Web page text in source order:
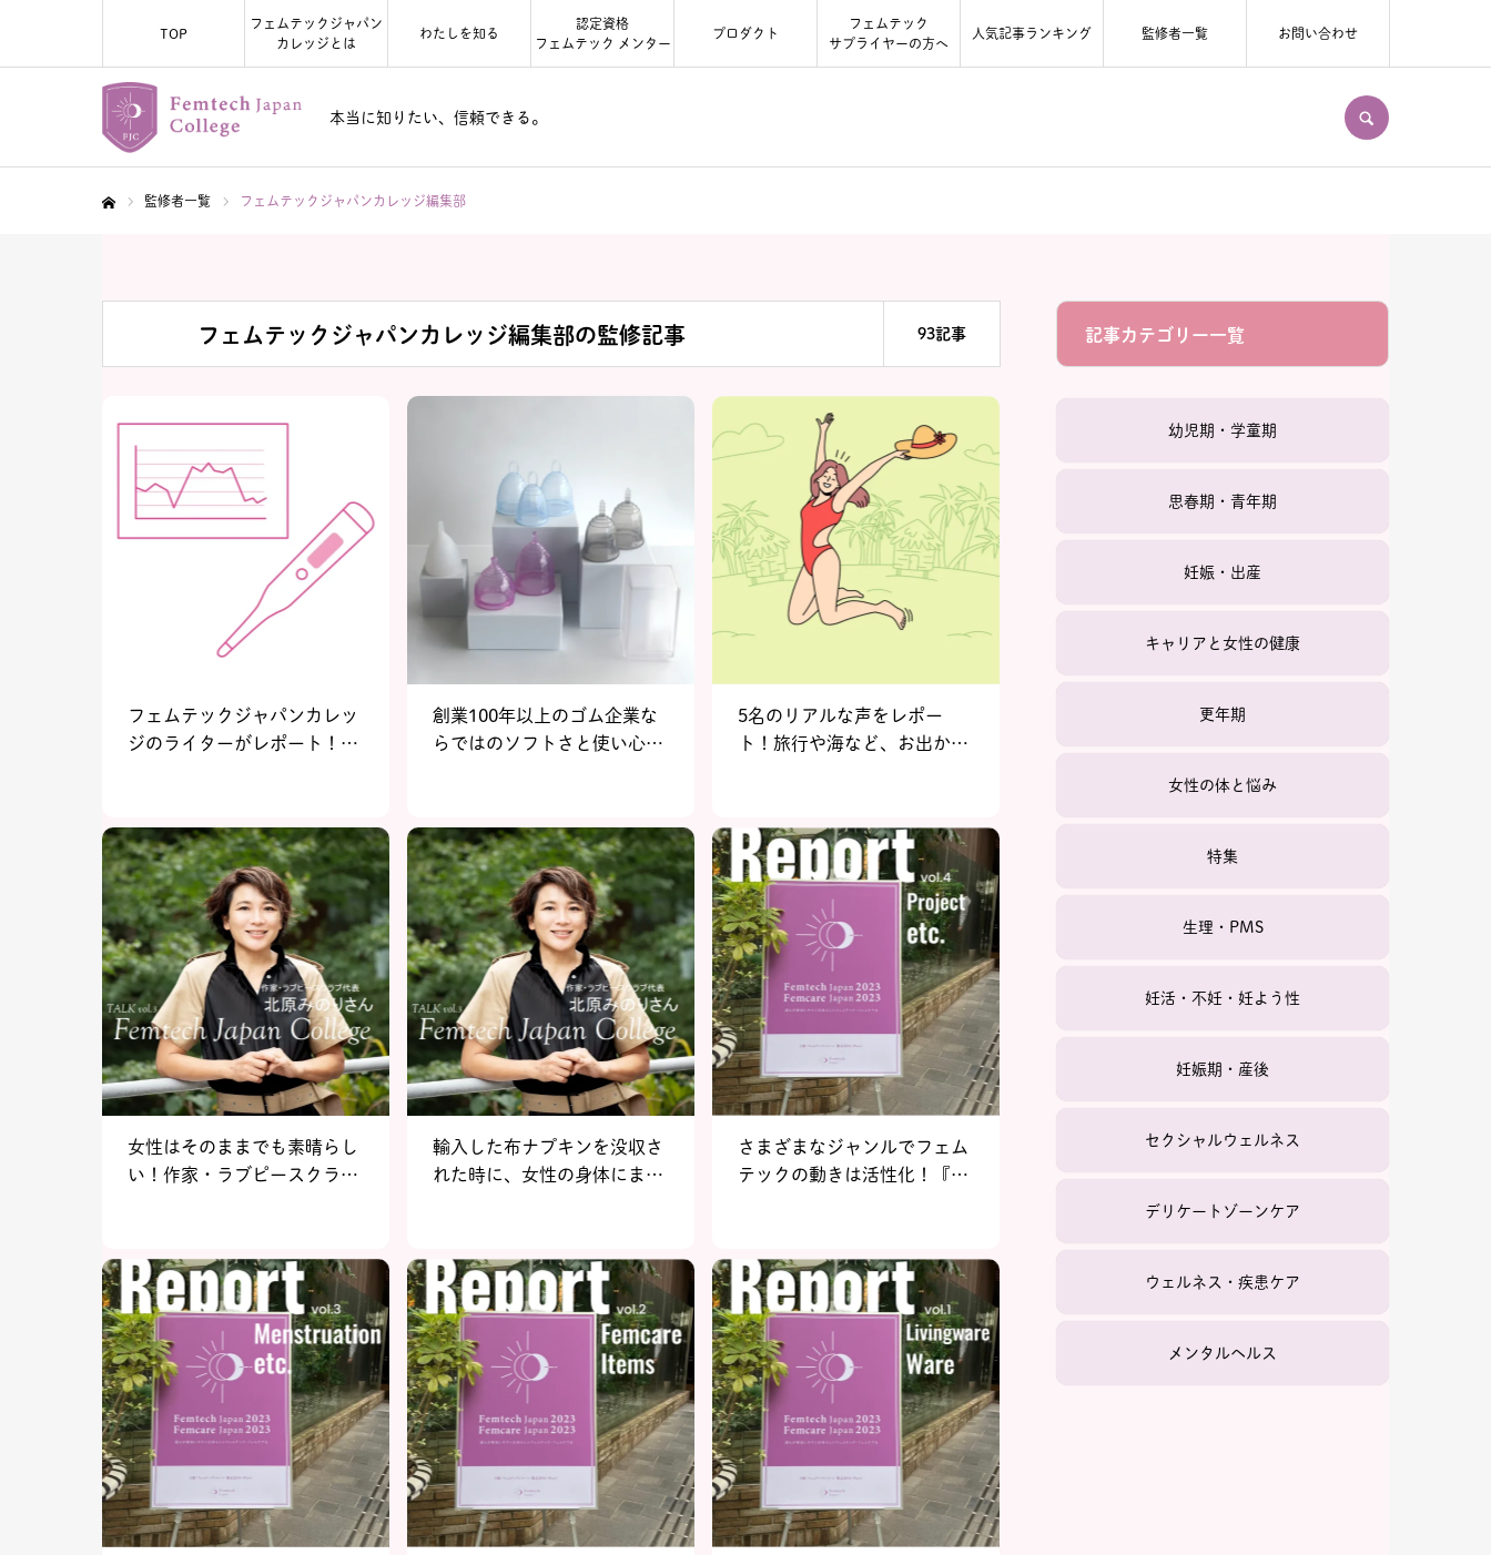
本当に知りたい、信頼できる。
TOP
フェムテックジャパン
カレッジとは
わたしを知る
認定資格
フェムテック メンター
プロダクト
フェムテック
サプライヤーの方へ
人気記事ランキング 監修者一覧 お問い合わせ
監修者一覧 フェムテックジャパンカレッジ編集部
フェムテックジャパンカレッジ編集部の監修記事 93記事
フェムテックジャパンカレッ
ジのライターがレポート！基
創業100年以上のゴム企業な
らではのソフトさと使い心地
2023 エントリーNo.6 ゴムノ
イナキ株式会社 フェミナッ
ク】
5名のリアルな声をレポー
ト！旅行や海など、お出かけ
女性はそのままでも素晴らし
い！作家・ラブピースクラブ
輸入した布ナプキンを没収さ
れた時に、女性の身体にまつ
作家・ラブピースクラブ代表
北原みのりさん～前編～
【FJCトークルーム vol.3】
さまざまなジャンルでフェム
テックの動きは活性化！『フ
Tokyo』イベントレポート
vol.4
記事カテゴリー一覧
幼児期・学童期
思春期・青年期
妊娠・出産
キャリアと女性の健康
更年期
女性の体と悩み
特集
生理・PMS
妊活・不妊・妊よう性
妊娠期・産後
セクシャルウェルネス
デリケートゾーンケア
ウェルネス・疾患ケア
メンタルヘルス